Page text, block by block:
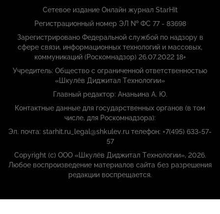
Сетевое издание Онлайн журнал StarHit
Регистрационный номер ЭЛ № ФС 77 - 83698
Зарегистрировано Федеральной службой по надзору в
сфере связи, информационных технологий и массовых,
коммуникаций (Роскомнадзор) 26.07.2022 18+
Учредитель: Общество с ограниченной ответственностью
«Шкулёв Диджитал Технологии»
Главный редактор: Ананьина А. Ю.
Контактные данные для государственных органов (в том
числе, для Роскомнадзора):
Эл. почта: starhit.ru_legal@shkulev.ru телефон: +7(495) 633-57-
57
Copyright (с) ООО «Шкулёв Диджитал Технологии», 2026.
Любое воспроизведение материалов сайта без разрешения
редакции воспрещается.